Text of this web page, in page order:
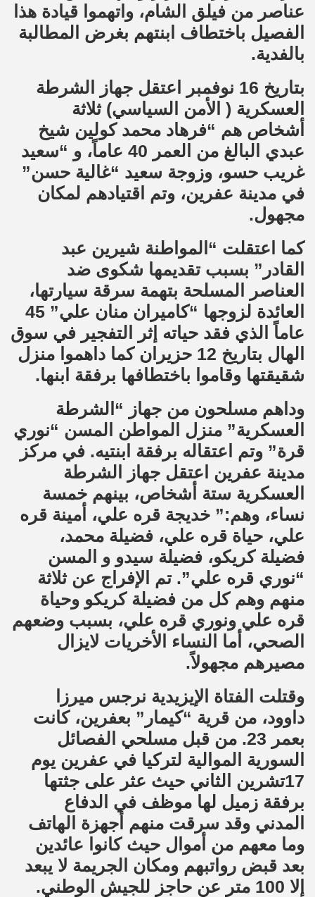
عناصر من فيلق الشام، واتهموا قيادة هذا
الفصيل باختطاف ابنتهم بغرض المطالبة
بالفدية.
بتاريخ 16 نوفمبر اعتقل جهاز الشرطة
العسكرية ( الأمن السياسي) ثلاثة
أشخاص هم “فرهاد محمد كولين شيخ
عبدي البالغ من العمر 40 عاماً، و “سعيد
غريب حسو، وزوجة سعيد “غالية حسن”
في مدينة عفرين، وتم اقتيادهم لمكان
مجهول.
كما اعتقلت “المواطنة شيرين عبد
القادر” بسبب تقديمها شكوى ضد
العناصر المسلحة بتهمة سرقة سيارتها،
العائدة لزوجها “كاميران منان علي” 45
عاماً الذي فقد حياته إثر التفجير في سوق
الهال بتاريخ 12 حزيران كما داهموا منزل
شقيقتها وقاموا باختطافها برفقة ابنها.
وداهم مسلحون من جهاز “الشرطة
العسكرية” منزل المواطن المسن “نوري
قرة” وتم اعتقاله برفقة ابنتيه. في مركز
مدينة عفرين اعتقل جهاز الشرطة
العسكرية ستة أشخاص، بينهم خمسة
نساء، وهم:” خديجة قره علي، أمينة قره
علي، حياة قره علي، فضيلة محمد،
فضيلة كريكو، فضيلة سيدو و المسن
“نوري قره علي”. تم الإفراج عن ثلاثة
منهم وهم كل من فضيلة كريكو وحياة
قره علي ونوري قره علي، بسبب وضعهم
الصحي، أما النساء الأخريات لايزال
مصيرهم مجهولاً.
وقتلت الفتاة الإيزيدية نرجس ميرزا
داوود، من قرية “كيمار” بعفرين، كانت
بعمر 23. من قبل مسلحي الفصائل
السورية الموالية لتركيا في عفرين يوم
17تشرين الثاني حيث عثر على جثتها
برفقة زميل لها موظف في الدفاع
المدني وقد سرقت منهم أجهزة الهاتف
وما معهم من أموال حيث كانوا عائدين
بعد قبض رواتبهم ومكان الجريمة لا يبعد
إلا 100 متر عن حاجز للجيش الوطني.